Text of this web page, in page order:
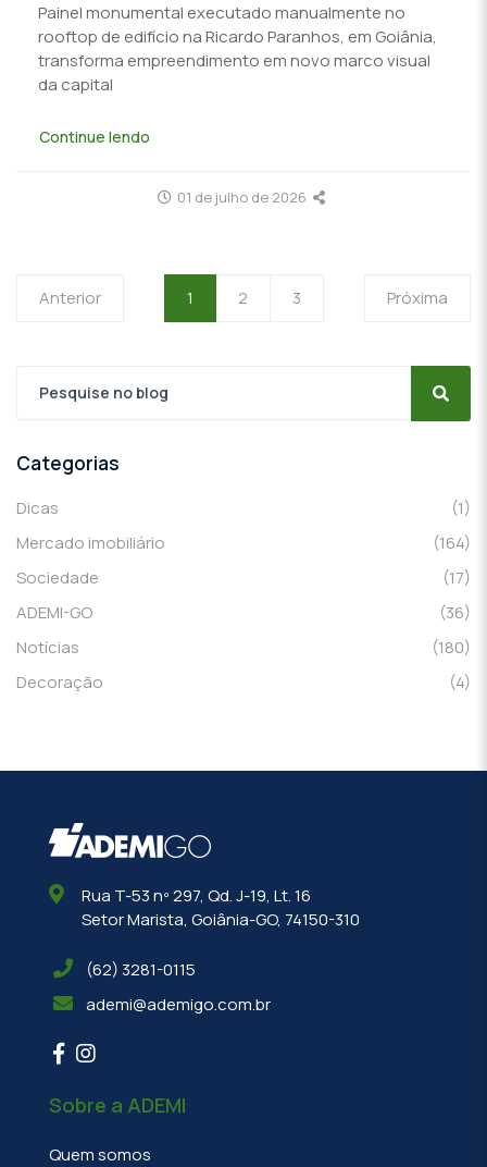
Painel monumental executado manualmente no
rooftop de edifício na Ricardo Paranhos, em Goiânia,
transforma empreendimento em novo marco visual
da capital
Continue lendo
01 de julho de 2026
Anterior 1 2 3 Próxima
Categorias
Dicas
(1)
Mercado imobiliário
(164)
Sociedade
(17)
ADEMI-GO
(36)
Notícias
(180)
Decoração
(4)
Rua T-53 nº 297, Qd. J-19, Lt. 16
Setor Marista, Goiânia-GO, 74150-310
(62) 3281-0115
ademi@ademigo.com.br
Sobre a ADEMI
Quem somos